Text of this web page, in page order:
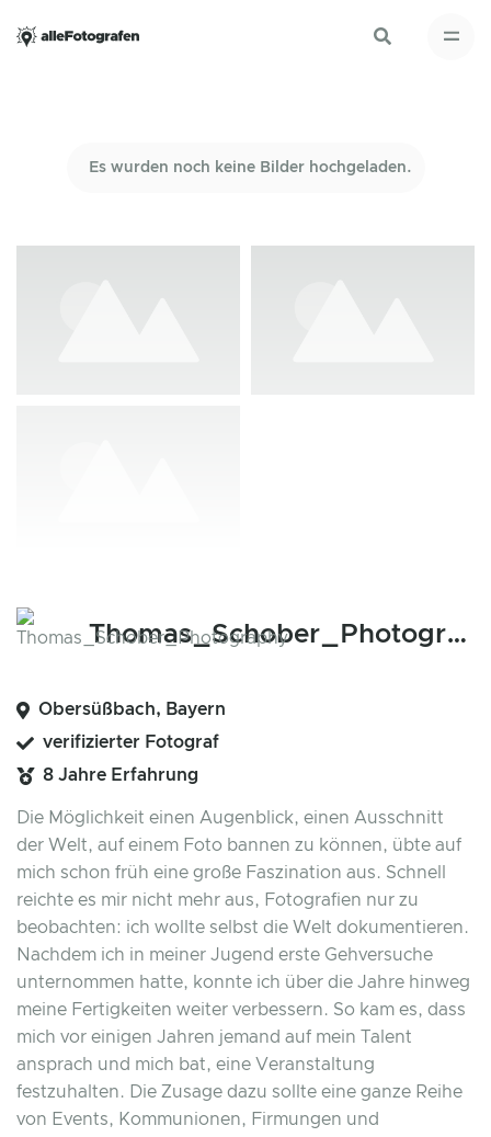
Es wurden noch keine Bilder hochgeladen.
Thomas_Schober_Photography
Obersüßbach, Bayern
verifizierter Fotograf
8 Jahre Erfahrung
Die Möglichkeit einen Augenblick, einen Ausschnitt
der Welt, auf einem Foto bannen zu können, übte auf
mich schon früh eine große Faszination aus. Schnell
reichte es mir nicht mehr aus, Fotografien nur zu
beobachten: ich wollte selbst die Welt dokumentieren.
Nachdem ich in meiner Jugend erste Gehversuche
unternommen hatte, konnte ich über die Jahre hinweg
meine Fertigkeiten weiter verbessern. So kam es, dass
mich vor einigen Jahren jemand auf mein Talent
ansprach und mich bat, eine Veranstaltung
festzuhalten. Die Zusage dazu sollte eine ganze Reihe
von Events, Kommunionen, Firmungen und